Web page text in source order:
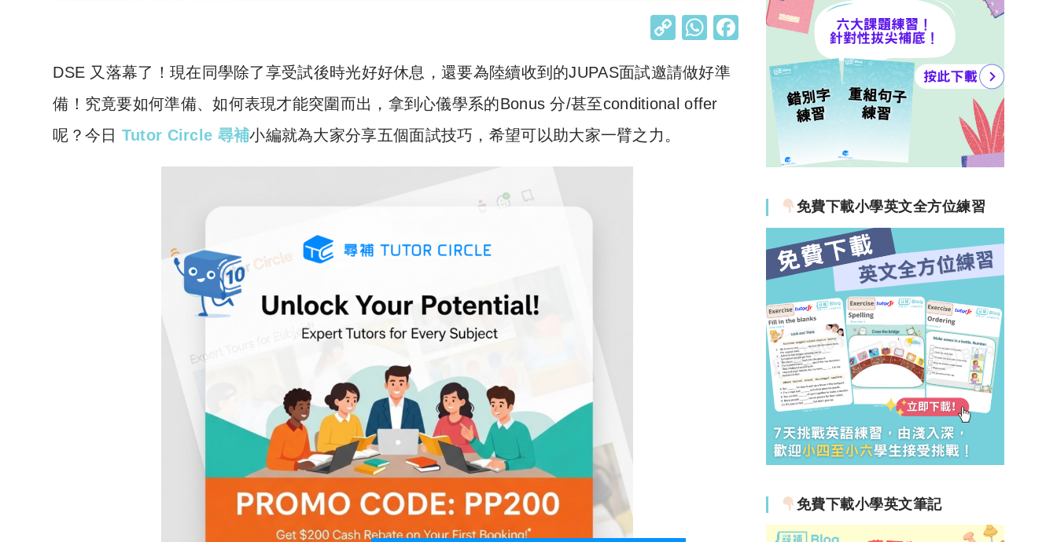
C
p
y
W
at
DSE 又落幕了！現在同學除了享受試後時光好好休息，還要為陸續收到的JUPAS面試邀請做好準
備！究竟要如何準備、如何表現才能突圍而出，拿到心儀學系的Bonus 分/甚至conditional offer
呢？今日 Tutor Circle 尋補小編就為大家分享五個面試技巧，希望可以助大家一臂之力。
免費下載小學英文全方位練習
免費下載小學英文筆記